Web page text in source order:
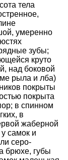
тела
умеренно
зубы;
круто
над боковой
рыла и лба)
покрыты
покрыта
в спинном
в
жаберной
у самок и
серо-
брюхе, губы